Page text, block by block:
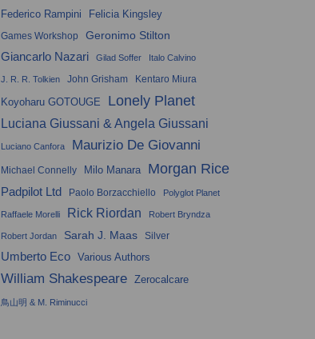
Federico Rampini
Felicia Kingsley
Games Workshop
Geronimo Stilton
Giancarlo Nazari
Gilad Soffer Italo Calvino
J. R. R. Tolkien John Grisham Kentaro Miura
Koyoharu GOTOUGE Lonely Planet
Luciana Giussani & Angela Giussani
Luciano Canfora Maurizio De Giovanni
Michael Connelly Milo Manara Morgan Rice
Padpilot Ltd Paolo Borzacchiello Polyglot Planet
Raffaele Morelli Rick Riordan Robert Bryndza
Robert Jordan Sarah J. Maas Silver
Umberto Eco Various Authors
William Shakespeare Zerocalcare
鳥山明 & M. Riminucci